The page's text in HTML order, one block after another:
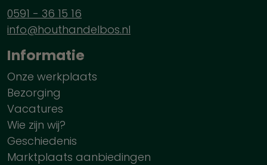
0591 - 36 15 16
info@houthandelbos.nl
Informatie
Onze werkplaats
Bezorging
Vacatures
Wie zijn wij?
Geschiedenis
Marktplaats aanbiedingen